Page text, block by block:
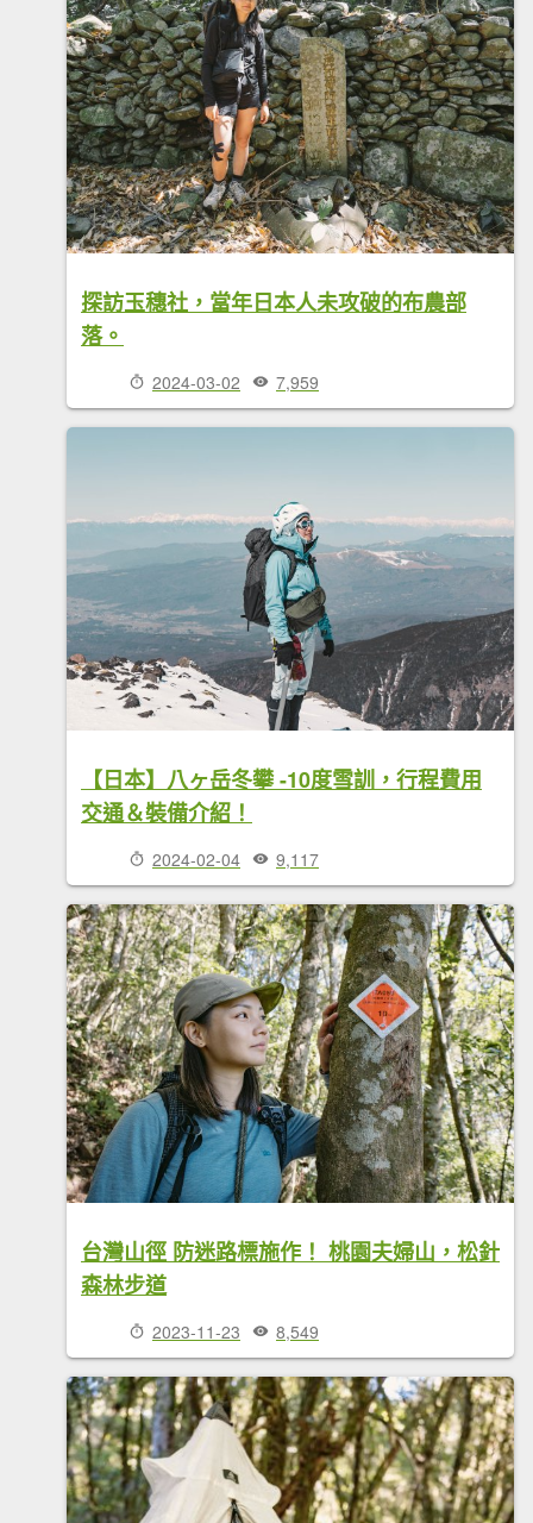
探訪玉穗社，當年日本人未攻破的布農部
落。
2024-03-02 7,959
【日本】八ヶ岳冬攀 -10度雪訓，行程費用
交通＆裝備介紹！
2024-02-04 9,117
台灣山徑 防迷路標施作！ 桃園夫婦山，松針
森林步道
2023-11-23 8,549